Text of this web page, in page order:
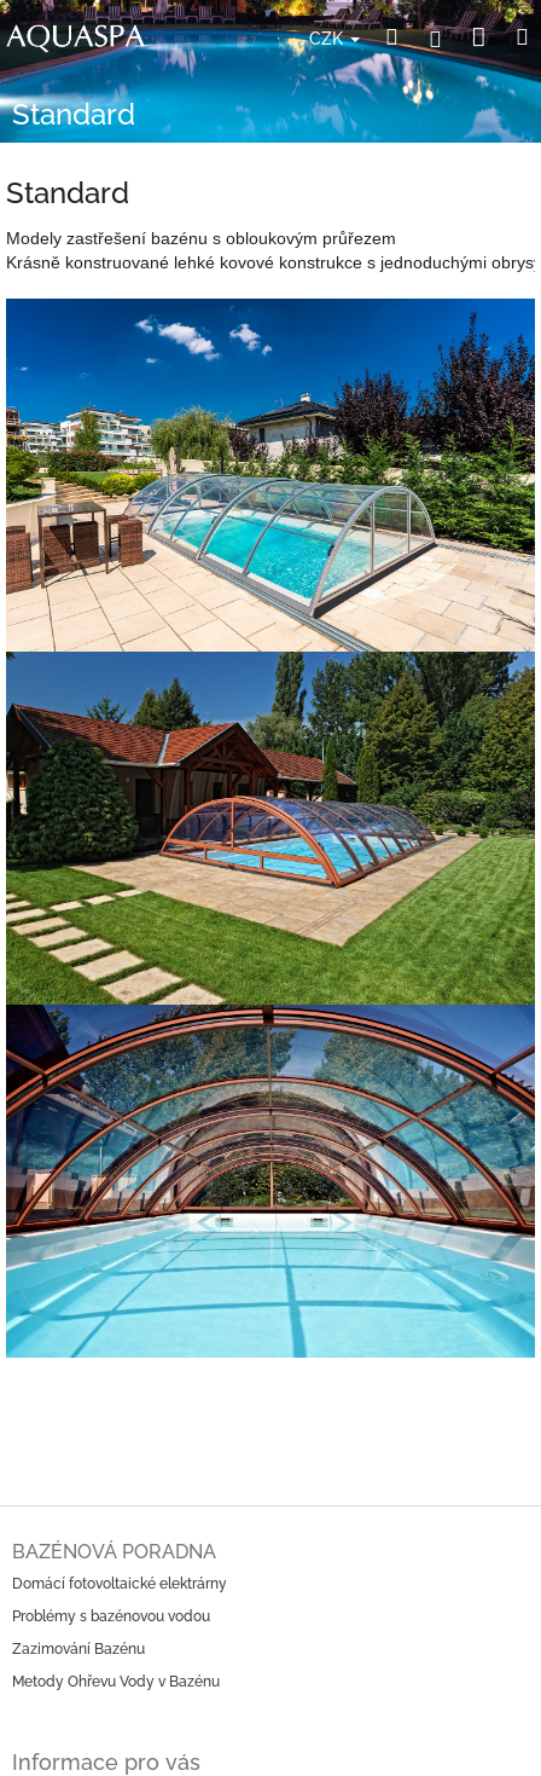
Přejít
na
obsah
CZK HledatPřihlášení
Standard
Standard
Modely zastřešení bazénu s obloukovým průřezem
Krásně konstruované lehké kovové konstrukce s jednoduchými
BAZÉNOVÁ PORADNA
Domácí fotovoltaické elektrárny
Problémy s bazénovou vodou
Zazimování Bazénu
Metody Ohřevu Vody v Bazénu
Informace pro vás